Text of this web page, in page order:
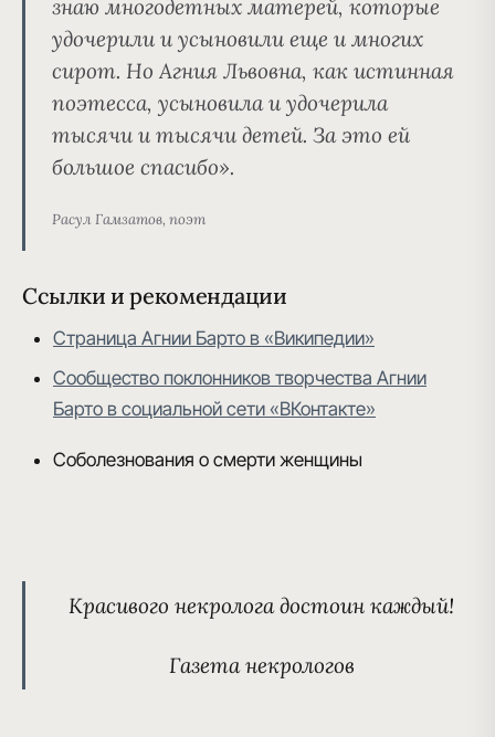
знаю многодетных матерей, которые
удочерили и усыновили еще и многих
сирот. Но Агния Львовна, как истинная
поэтесса, усыновила и удочерила
тысячи и тысячи детей. За это ей
большое спасибо».
Расул Гамзатов, поэт
Ссылки и рекомендации
Страница Агнии Барто в «Википедии»
Сообщество поклонников творчества Агнии
Барто в социальной сети «ВКонтакте»
Соболезнования о смерти женщины
Красивого некрологадостоин каждый!
Газета некрологов